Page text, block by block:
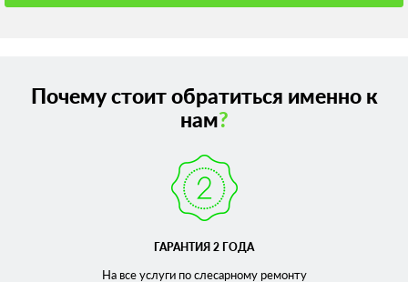
Почему стоит обратиться именно к
нам?
ГАРАНТИЯ 2 ГОДА
На все услуги по слесарномуремонту